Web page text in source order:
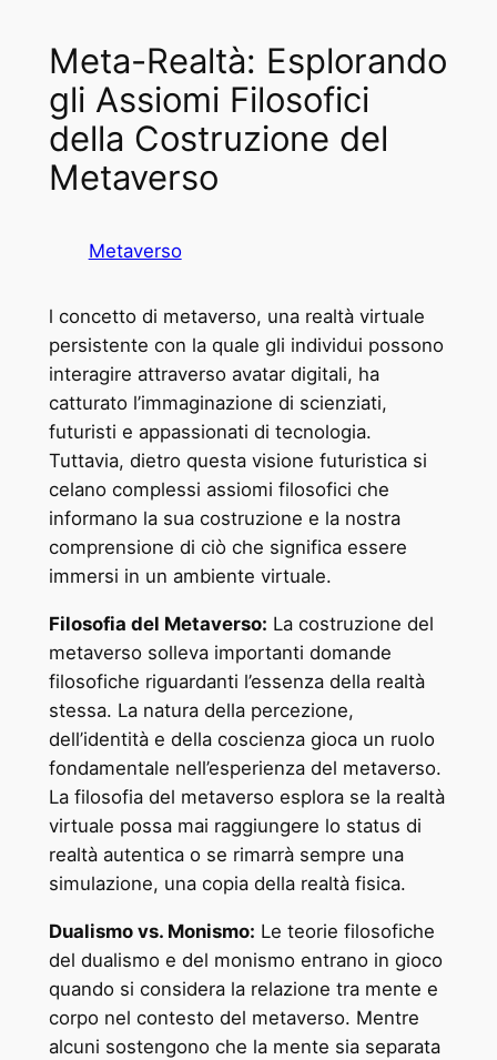
Meta-Realtà: Esplorando
gli Assiomi Filosofici
della Costruzione del
Metaverso
Metaverso
l concetto di metaverso, una realtà virtuale
persistente con la quale gli individui possono
interagire attraverso avatar digitali, ha
catturato l’immaginazione di scienziati,
futuristi e appassionati di tecnologia.
Tuttavia, dietro questa visione futuristica si
celano complessi assiomi filosofici che
informano la sua costruzione e la nostra
comprensione di ciò che significa essere
immersi in un ambiente virtuale.
Filosofia del Metaverso: La costruzione del
metaverso solleva importanti domande
filosofiche riguardanti l’essenza della realtà
stessa. La natura della percezione,
dell’identità e della coscienza gioca un ruolo
fondamentale nell’esperienza del metaverso.
La filosofia del metaverso esplora se la realtà
virtuale possa mai raggiungere lo status di
realtà autentica o se rimarrà sempre una
simulazione, una copia della realtà fisica.
Dualismo vs. Monismo: Le teorie filosofiche
del dualismo e del monismo entrano in gioco
quando si considera la relazione tra mente e
corpo nel contesto del metaverso. Mentre
alcuni sostengono che la mente sia separata